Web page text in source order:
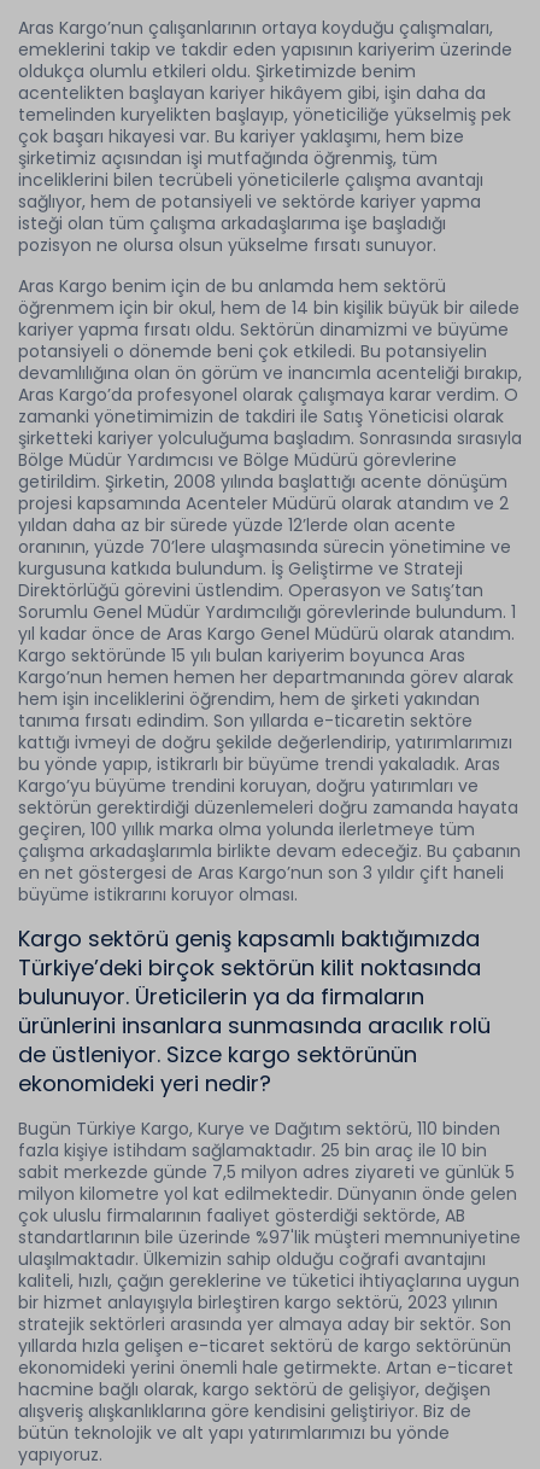
Aras Kargo’nun çalışanlarının ortaya koyduğu çalışmaları,
emeklerini takip ve takdir eden yapısının kariyerim üzerinde
oldukça olumlu etkileri oldu. Şirketimizde benim
acentelikten başlayan kariyer hikâyem gibi, işin daha da
temelinden kuryelikten başlayıp, yöneticiliğe yükselmiş pek
çok başarı hikayesi var. Bu kariyer yaklaşımı, hem bize
şirketimiz açısından işi mutfağında öğrenmiş, tüm
inceliklerini bilen tecrübeli yöneticilerle çalışma avantajı
sağlıyor, hem de potansiyeli ve sektörde kariyer yapma
isteği olan tüm çalışma arkadaşlarıma işe başladığı
pozisyon ne olursa olsun yükselme fırsatı sunuyor.
Aras Kargo benim için de bu anlamda hem sektörü
öğrenmem için bir okul, hem de 14 bin kişilik büyük bir ailede
kariyer yapma fırsatı oldu. Sektörün dinamizmi ve büyüme
potansiyeli o dönemde beni çok etkiledi. Bu potansiyelin
devamlılığına olan ön görüm ve inancımla acenteliği bırakıp,
Aras Kargo’da profesyonel olarak çalışmaya karar verdim. O
zamanki yönetimimizin de takdiri ile Satış Yöneticisi olarak
şirketteki kariyer yolculuğuma başladım. Sonrasında sırasıyla
Bölge Müdür Yardımcısı ve Bölge Müdürü görevlerine
getirildim. Şirketin, 2008 yılında başlattığı acente dönüşüm
projesi kapsamında Acenteler Müdürü olarak atandım ve 2
yıldan daha az bir sürede yüzde 12’lerde olan acente
oranının, yüzde 70’lere ulaşmasında sürecin yönetimine ve
kurgusuna katkıda bulundum. İş Geliştirme ve Strateji
Direktörlüğü görevini üstlendim. Operasyon ve Satış’tan
Sorumlu Genel Müdür Yardımcılığı görevlerinde bulundum. 1
yıl kadar önce de Aras Kargo Genel Müdürü olarak atandım.
Kargo sektöründe 15 yılı bulan kariyerim boyunca Aras
Kargo’nun hemen hemen her departmanında görev alarak
hem işin inceliklerini öğrendim, hem de şirketi yakından
tanıma fırsatı edindim. Son yıllarda e-ticaretin sektöre
kattığı ivmeyi de doğru şekilde değerlendirip, yatırımlarımızı
bu yönde yapıp, istikrarlı bir büyüme trendi yakaladık. Aras
Kargo’yu büyüme trendini koruyan, doğru yatırımları ve
sektörün gerektirdiği düzenlemeleri doğru zamanda hayata
geçiren, 100 yıllık marka olma yolunda ilerletmeye tüm
çalışma arkadaşlarımla birlikte devam edeceğiz. Bu çabanın
en net göstergesi de Aras Kargo’nun son 3 yıldır çift haneli
büyüme istikrarını koruyor olması.
Kargo sektörü geniş kapsamlı baktığımızda
Türkiye’deki birçok sektörün kilit noktasında
bulunuyor. Üreticilerin ya da firmaların
ürünlerini insanlara sunmasında aracılık rolü
de üstleniyor. Sizce kargo sektörünün
ekonomideki yeri nedir?
Bugün Türkiye Kargo, Kurye ve Dağıtım sektörü, 110 binden
fazla kişiye istihdam sağlamaktadır. 25 bin araç ile 10 bin
sabit merkezde günde 7,5 milyon adres ziyareti ve günlük 5
milyon kilometre yol kat edilmektedir. Dünyanın önde gelen
çok uluslu firmalarının faaliyet gösterdiği sektörde, AB
standartlarının bile üzerinde %97'lik müşteri memnuniyetine
ulaşılmaktadır. Ülkemizin sahip olduğu coğrafi avantajını
kaliteli, hızlı, çağın gereklerine ve tüketici ihtiyaçlarına uygun
bir hizmet anlayışıyla birleştiren kargo sektörü, 2023 yılının
stratejik sektörleri arasında yer almaya aday bir sektör. Son
yıllarda hızla gelişen e-ticaret sektörü de kargo sektörünün
ekonomideki yerini önemli hale getirmekte. Artan e-ticaret
hacmine bağlı olarak, kargo sektörü de gelişiyor, değişen
alışveriş alışkanlıklarına göre kendisini geliştiriyor. Biz de
bütün teknolojik ve alt yapı yatırımlarımızı bu yönde
yapıyoruz.